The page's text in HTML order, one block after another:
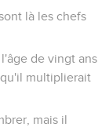
là les chefs
de vingt ans
multiplierait
mais il